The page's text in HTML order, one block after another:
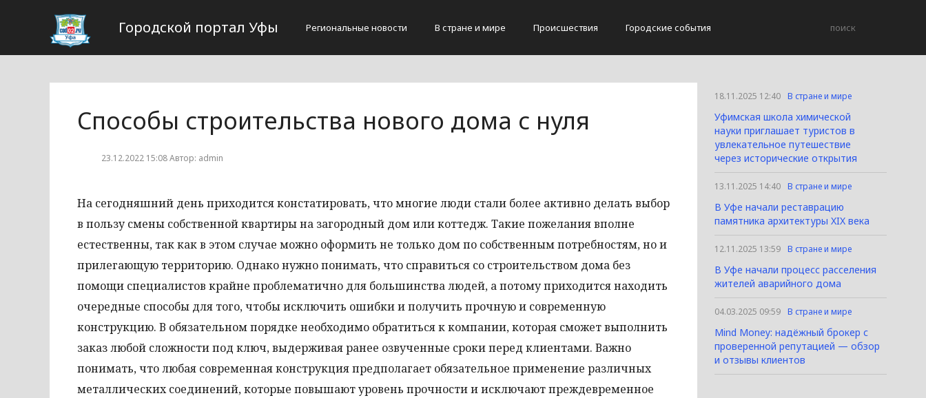
Городской портал Уфы Региональные новости В стране и мире Происшествия Городские события
Способы строительства нового дома с нуля
23.12.2022 15:08 Автор: admin
На сегодняшний день приходится констатировать, что многие люди стали более активно делать выбор
в пользу смены собственной квартиры на загородный дом или коттедж. Такие пожелания вполне
естественны, так как в этом случае можно оформить не только дом по собственным потребностям, но и
прилегающую территорию. Однако нужно понимать, что справиться со строительством дома без
помощи специалистов крайне проблематично для большинства людей, а потому приходится находить
очередные способы для того, чтобы исключить ошибки и получить прочную и современную
конструкцию. В обязательном порядке необходимо обратиться к компании, которая сможет выполнить
заказ любой сложности под ключ, выдерживая ранее озвученные сроки перед клиентами. Важно
понимать, что любая современная конструкция предполагает обязательное применение различных
металлических соединений, которые повышают уровень прочности и исключают преждевременное
18.11.2025 12:40 В стране и мире
Уфимская школа химической
науки приглашает туристов в
увлекательное путешествие
через исторические открытия
13.11.2025 14:40 В стране и мире
В Уфе начали реставрацию
памятника архитектуры XIX века
12.11.2025 13:59 В стране и мире
В Уфе начали процесс расселения
жителей аварийного дома
04.03.2025 09:59 В стране и мире
Mind Money: надёжный брокер с
проверенной репутацией — обзор
и отзывы клиентов